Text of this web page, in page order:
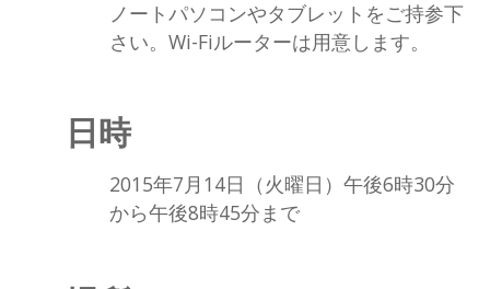
ノートパソコンやタブレットをご持参下
さい。Wi-Fiルーターは用意します。
日時
2015年7月14日（火曜日）午後6時30分
から午後8時45分まで